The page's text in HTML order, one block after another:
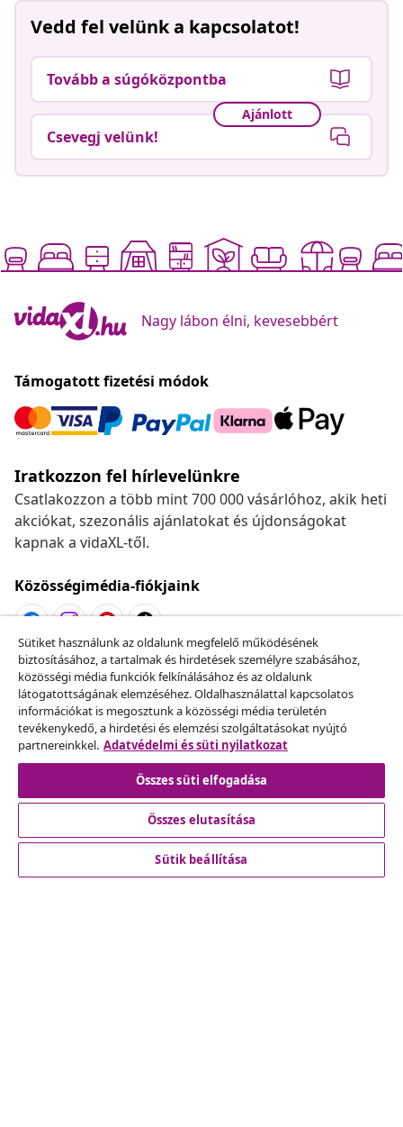
Vedd fel velünk a kapcsolatot!
Tovább a súgóközpontba
Ajánlott
Csevegj velünk!
Nagy lábon élni, kevesebbért
Támogatott fizetési módok
Iratkozzon fel hírlevelünkre
Csatlakozzon a több mint 700 000 vásárlóhoz, akik heti
akciókat, szezonális ajánlatokat és újdonságokat
kapnak a vidaXL-től.
Közösségimédia-fiókjaink
Szerződéstől való elállás
Küldj be egy rendelés lemondására vonatkozó
kérelmet.
Szerződéstől való elállás
Ügyfélszolgálat
Sütiket használunk az oldalunk megfelelő működésének
biztosításához, a tartalmak és hirdetések személyre szabásához,
közösségi média funkciók felkínálásához és az oldalunk
látogatottságának elemzéséhez. Oldalhasználattal kapcsolatos
információkat is megosztunk a közösségi média területén
tevékenykedő, a hirdetési és elemzési szolgáltatásokat nyújtó
partnereinkkel. Adatvédelmi és süti nyilatkozat
Összes süti elfogadása
Összes elutasítása
Sütik beállítása